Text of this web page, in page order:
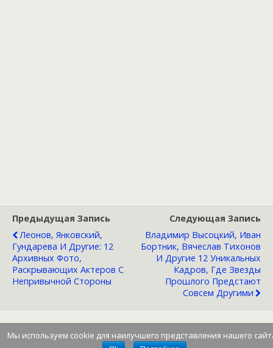
Предыдущая Запись
Леонов, Янковский,
Гундарева И Другие: 12
Архивных Фото,
Раскрывающих Актеров С
Непривычной Стороны
Следующая Запись
Владимир Высоцкий, Иван
Бортник, Вячеслав Тихонов
И Другие 12 Уникальных
Кадров, Где Звезды
Прошлого Предстают
Совсем Другими
Мы используем cookie для наилучшего представления нашего
Наверх